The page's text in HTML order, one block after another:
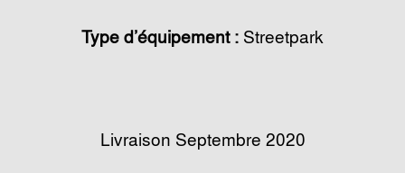
Type d’équipement : Streetpark
Livraison Septembre 2020